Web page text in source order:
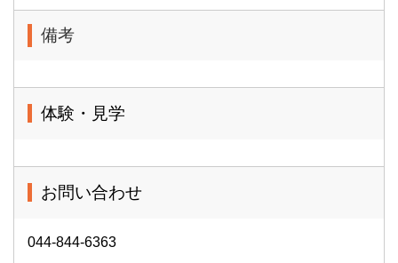
備考
体験・見学
お問い合わせ
044-844-6363